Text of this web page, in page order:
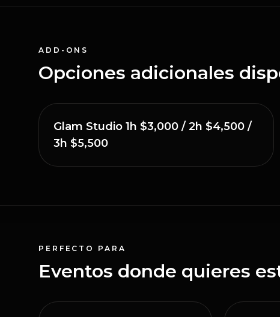
ADD-ONS
Opciones adicionales
Glam Studio 1h $3,000 / 2h $4,500 /
3h $5,500
PERFECTO PARA
Eventos donde quieres